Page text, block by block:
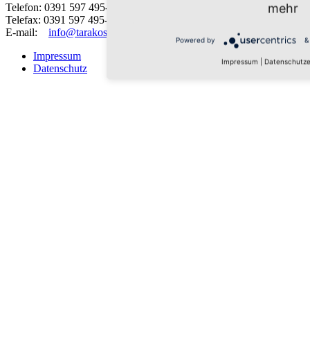
Telefon: 0391 597 495-0
Telefax: 0391 597 495-33
E-mail: info@tarakos.de
Impressum
Datenschutz
mehr
Powered by &
Impressum